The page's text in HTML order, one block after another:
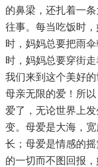
的鼻梁，还扎着一
往事。每当吃饭时
时，妈妈总要把雨
时，妈妈总要穿街
我们来到这个美好
母亲无限的爱！所
爱了，无论世界上
变。母爱是大海，
长；母爱是情感的
的一切而不图回报